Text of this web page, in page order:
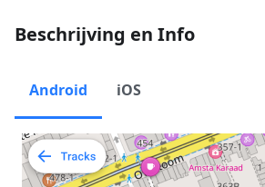
Beschrijving en Info
Android iOS